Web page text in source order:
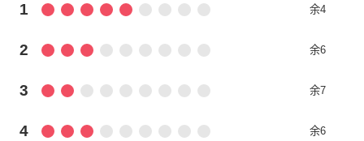
1 余4
2 余6
3 余7
4 余6